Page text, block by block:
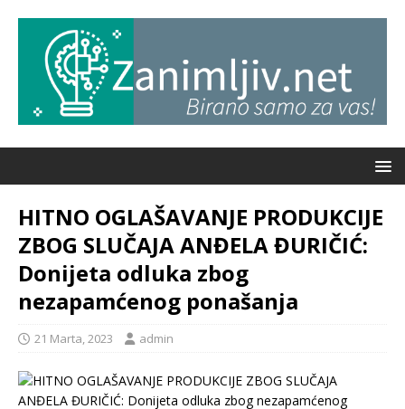
HITNO OGLAŠAVANJE PRODUKCIJE
ZBOG SLUČAJA ANĐELA ĐURIČIĆ:
Donijeta odluka zbog
nezapamćenog ponašanja
21 Marta, 2023 admin